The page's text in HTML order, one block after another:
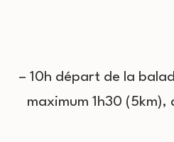
– 10h départ de la
maximum 1h30